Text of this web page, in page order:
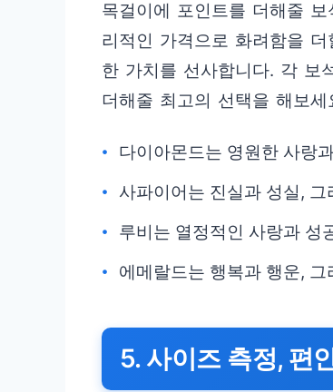
목걸이에 포인트를 더해줄
리적인 가격으로 화려함을
한 가치를 선사합니다. 각 보
더해줄 최고의 선택을 해보
다이아몬드는 영원한 사랑
사파이어는 진실과 성실,
루비는 열정적인 사랑과 성
에메랄드는 행복과 행운,
5. 사이즈 측정, 편